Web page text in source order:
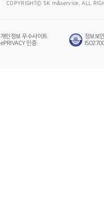
COPYRIGHTⓒ SK m&service. ALL
개인정보 우수사이트
ePRIVACY 인증
정보보